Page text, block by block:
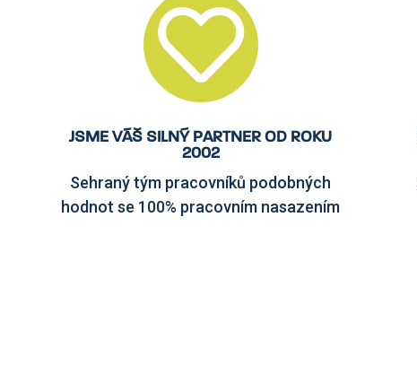

JSME VÁŠ SILNÝ PARTNER OD ROKU
2002
Sehraný tým pracovníků podobných
hodnot se 100% pracovním nasazením